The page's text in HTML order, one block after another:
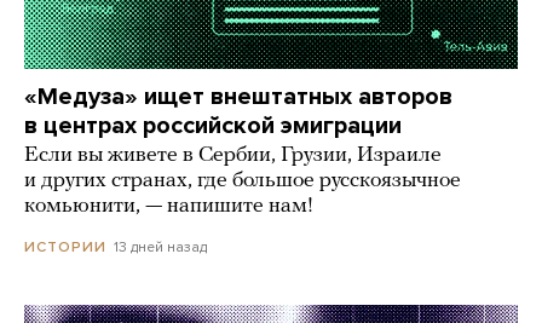
«Медуза» ищет внештатных авторов
в центрах российской эмиграции
Если вы живете в Сербии, Грузии, Израиле
и других странах, где большое русскоязычное
комьюнити, — напишите нам!
ИСТОРИИ 13 дней назад